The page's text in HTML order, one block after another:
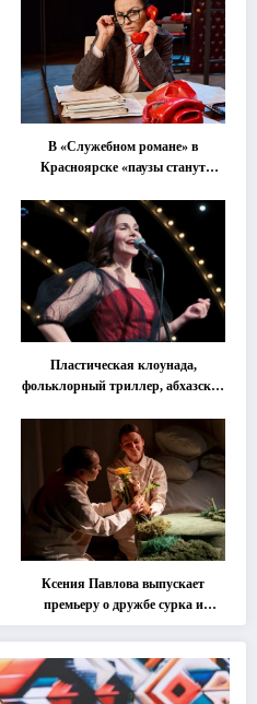
В «Служебном романе» в
Красноярске «паузы станут
Пластическая клоунада,
фольклорный триллер, абхазская
втором этапе фестиваля
«Монокль»
Ксения Павлова выпускает
премьеру о дружбе сурка и
одуванчика